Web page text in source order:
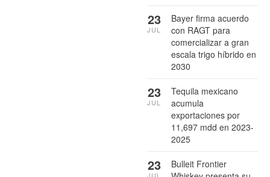
Bayer firma acuerdo
con RAGT para
comercializar a gran
escala trigo híbrido en
2030
23
JUL
Tequila mexicano
acumula
exportaciones por
11,697 mdd en 2023-
2025
23
JUL
Bulleit Frontier
23